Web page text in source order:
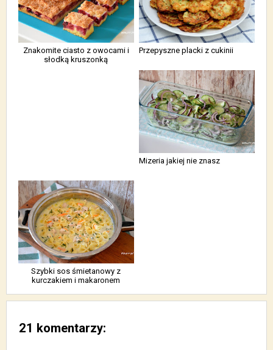
Znakomite ciasto z owocami i
słodką kruszonką
Przepyszne placki z cukinii
Mizeria jakiej nie znasz
Szybki sos śmietanowy z
kurczakiem i makaronem
21 komentarzy: